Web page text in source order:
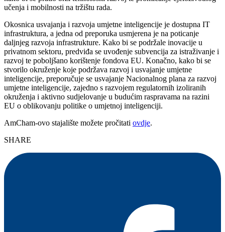
učenja i mobilnosti na tržištu rada.
Okosnica usvajanja i razvoja umjetne inteligencije je dostupna IT
infrastruktura, a jedna od preporuka usmjerena je na poticanje
daljnjeg razvoja infrastrukture. Kako bi se podržale inovacije u
privatnom sektoru, predviđa se uvođenje subvencija za istraživanje i
razvoj te poboljšano korištenje fondova EU. Konačno, kako bi se
stvorilo okruženje koje podržava razvoj i usvajanje umjetne
inteligencije, preporučuje se usvajanje Nacionalnog plana za razvoj
umjetne inteligencije, zajedno s razvojem regulatornih izoliranih
okruženja i aktivno sudjelovanje u budućim raspravama na razini
EU o oblikovanju politike o umjetnoj inteligenciji.
AmCham-ovo stajalište možete pročitati ovdje.
SHARE